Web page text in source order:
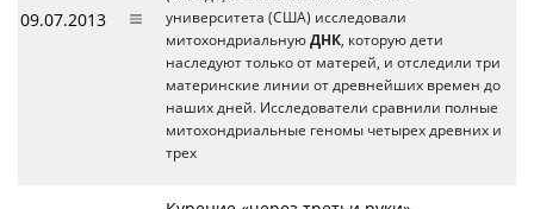
09.07.2013
университета (США) исследовали
митохондриальную ДНК, которую дети
наследуют только от матерей, и отследили три
материнские линии от древнейших времен до
наших дней. Исследователи сравнили полные
митохондриальные геномы четырех древних и
трех